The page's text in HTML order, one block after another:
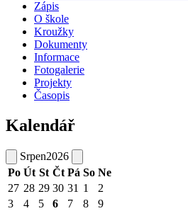
Zápis
O škole
Kroužky
Dokumenty
Informace
Fotogalerie
Projekty
Časopis
Kalendář
Srpen2026
Po Út St Čt Pá So Ne
27 28 29 30 31 1
2
3
4 5 6 7 8
9